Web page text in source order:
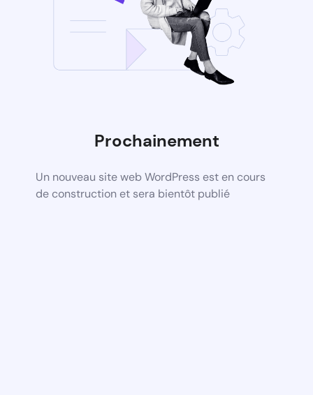
Prochainement
Un nouveau site web WordPress est en cours
de construction et sera bientôt publié